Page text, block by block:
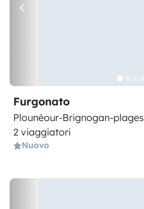
Furgonato
Plounéour-Brignogan-plages
2 viaggiatori
Nuovo